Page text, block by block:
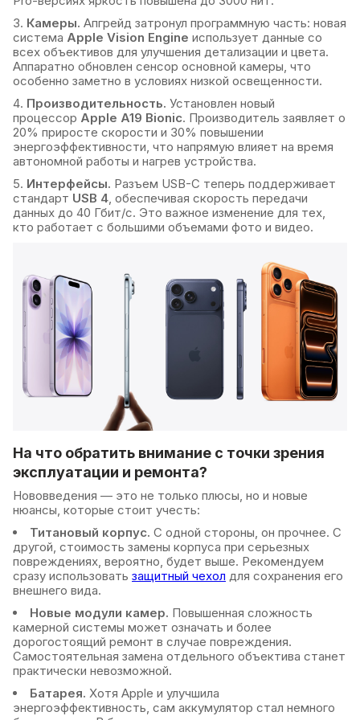
Шлейфы
Чехол Leather Case для 16 Pro
Чехол Leather Case для 16 Pro
Max
Чехол Leather Case для 16e
Чехол Leather Case для 17 Pro
Чехол Leather Case для 17 Pro
Чехол Leather Case для 7/8
Чехол Leather Case для 7/8 Plus
Чехол Leather Case для XR
Чехол Leather Case для XS Max
для 17 Air
для 17 Pro
для 17 Pro Max
для 5G/5S/5SE
для 6G Plus/6S Plus
для 6G/6S
для 7 Plus/8 Plus
для 7/8/SE
для XR
для XS Max
Камеры. Апгрейд затронул программную часть: новая
система Apple Vision Engine использует данные со
всех объективов для улучшения детализации и цвета.
Аппаратно обновлен сенсор основной камеры, что
особенно заметно в условиях низкой освещенности.
Производительность. Установлен новый
процессор Apple A19 Bionic. Производитель заявляет о
20% приросте скорости и 30% повышении
энергоэффективности, что напрямую влияет на время
автономной работы и нагрев устройства.
Интерфейсы. Разъем USB-C теперь поддерживает
стандарт USB 4, обеспечивая скорость передачи
данных до 40 Гбит/с. Это важное изменение для тех,
кто работает с большими объемами фото и видео.
На что обратить внимание с точки зрения
эксплуатации и ремонта?
Нововведения — это не только плюсы, но и новые
нюансы, которые стоит учесть:
Титановый корпус. С одной стороны, он прочнее. С
другой, стоимость замены корпуса при серьезных
повреждениях, вероятно, будет выше. Рекомендуем
сразу использовать защитный чехол для сохранения его
внешнего вида.
Новые модули камер. Повышенная сложность
камерной системы может означать и более
дорогостоящий ремонт в случае повреждения.
Самостоятельная замена отдельного объектива станет
практически невозможной.
Батарея. Хотя Apple и улучшила
энергоэффективность, сам аккумулятор стал немного